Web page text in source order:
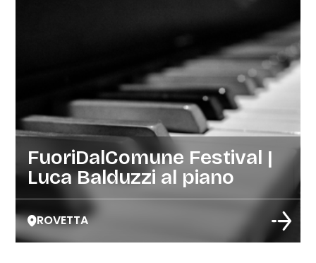
FuoriDalComune Festival |
Luca Balduzzi al piano
ROVETTA